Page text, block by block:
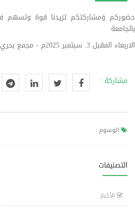
حضوركم وَمشاركتكم تزيدنا قوة وتسهم في
بالجامعة
الاربعاء المقبل 3. سبتمبر 2025م - مجمع بحري
مشاركة :
الوسوم :
التصنيفات
الأخبار